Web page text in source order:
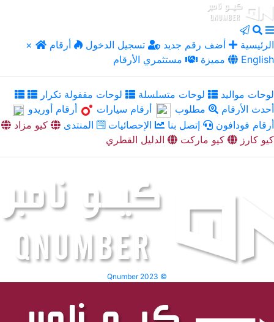
× الرئيسية أضف رقم جديد تسجيل الدخول
أرقام
مميزة
مستثمري الأرقام English
لوحات مواليد لوحات متسلسلة
لوحات مقفولة تكرار
أحدث الأرقام
مطلوب أرقام سيارات
أرقام أوريدو
أرقام فودافون
إتصل بنا الإحصائيات المنتدى
كيو مزاد
كيو كارز
كيو ماركت الدليل القطري
Qnumber 2023 ©